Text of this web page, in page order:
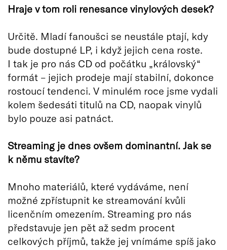
Hraje v tom roli renesance vinylových desek?
Určitě. Mladí fanoušci se neustále ptají, kdy
bude dostupné LP, i když jejich cena roste.
I tak je pro nás CD od počátku „královský“
formát – jejich prodeje mají stabilní, dokonce
rostoucí tendenci. V minulém roce jsme vydali
kolem šedesáti titulů na CD, naopak vinylů
bylo pouze asi patnáct.
Streaming je dnes ovšem dominantní. Jak se
k němu stavíte?
Mnoho materiálů, které vydáváme, není
možné zpřístupnit ke streamování kvůli
licenčním omezením. Streaming pro nás
představuje jen pět až sedm procent
celkových příjmů, takže jej vnímáme spíš jako